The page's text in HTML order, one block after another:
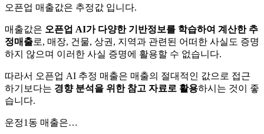
오픈업 매출값은 추정값 입니다.
매출값은 오픈업 AI가 다양한 기반정보를 학습하여 계산한 추
정매출로, 매장, 건물, 상권, 지역과 관련된 어떠한 사실도 증명
하지 않으며 이러한 사실 증명에 활용할 수 없습니다.
따라서 오픈업 AI 추정 매출은 매출의 절대적인 값으로 접근
하기보다는 경향 분석을 위한 참고 자료로 활용하시는 것이 좋
습니다.
운정1동 매출은…